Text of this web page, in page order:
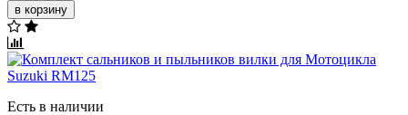
в корзину
Есть в наличии